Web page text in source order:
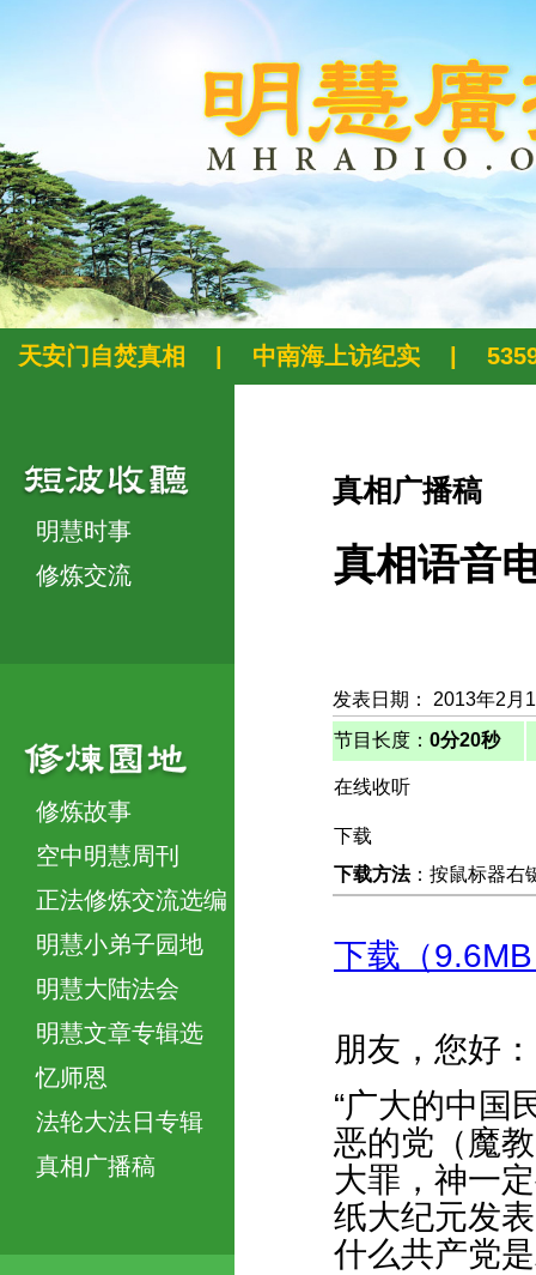
天安门自焚真相 中南海上访纪实
明慧时事
修炼交流
修炼故事
空中明慧周刊
正法修炼交流选编
明慧小弟子园地
明慧大陆法会
明慧文章专辑选
忆师恩
法轮大法日专辑
真相广播稿
真相广播稿
真相语音
发表日期： 2013年2月
节目长度： 0分20秒
在线收听
下载
下载方法：按鼠标器右
下载（
朋友，您好：
“广大的中国
恶的党（魔
大罪，神一
纸大纪元发
什么共产党